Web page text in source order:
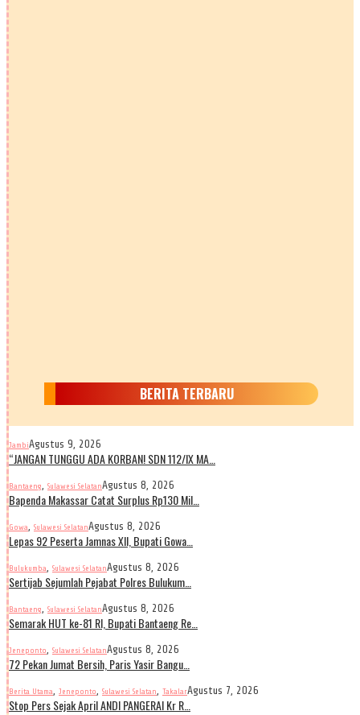
BERITA TERBARU
JambiAgustus 9, 2026
“JANGAN TUNGGU ADA KORBAN! SDN 112/IX MA…
Bantaeng, Sulawesi SelatanAgustus 8, 2026
Bapenda Makassar Catat Surplus Rp130 Mil…
Gowa, Sulawesi SelatanAgustus 8, 2026
Lepas 92 Peserta Jamnas XII, Bupati Gowa…
Bulukumba, Sulawesi SelatanAgustus 8, 2026
Sertijab Sejumlah Pejabat Polres Bulukum…
Bantaeng, Sulawesi SelatanAgustus 8, 2026
Semarak HUT ke-81 RI, Bupati Bantaeng Re…
Jeneponto, Sulawesi SelatanAgustus 8, 2026
72 Pekan Jumat Bersih, Paris Yasir Bangu…
Berita Utama, Jeneponto, Sulawesi Selatan, TakalarAgustus 7, 2026
Stop Pers Sejak April ANDI PANGERAI Kr R…